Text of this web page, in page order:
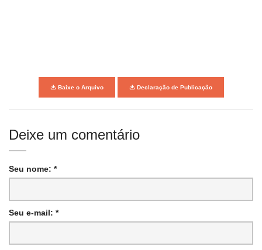
Baixe o Arquivo Declaração de Publicação
Deixe um comentário
Seu nome: *
Seu e-mail: *